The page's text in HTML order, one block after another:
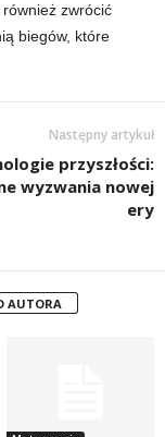
zwrócić
biegów, które
Następny artykuł
przyszłości:
wyzwania nowej
ery
AUTORA